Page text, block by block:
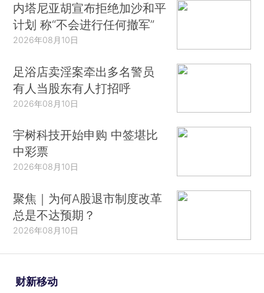
内塔尼亚胡宣布拒绝加沙和平
计划 称“不会进行任何撤军”
2026年08月10日
足浴店卖淫案牵出多名警员
有人当股东有人打招呼
2026年08月10日
宇树科技开始申购 中签堪比
中彩票
2026年08月10日
聚焦｜为何A股退市制度改革
总是不达预期？
2026年08月10日
财新移动